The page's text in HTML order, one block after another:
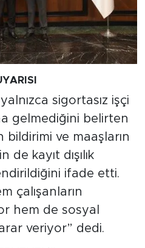
yalnızca sigortasız işçi
gelmediğini belirten
bildirimi ve maaşların
kayıt dışılık
ifade etti.
çalışanların
hem de sosyal
veriyor” dedi.